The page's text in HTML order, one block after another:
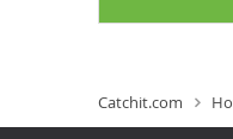
Catchit.com